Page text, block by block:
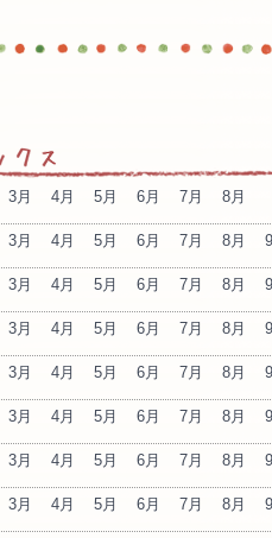
3月 4月 5月 6月 7月 8月
3月 4月 5月 6月 7月 8月
3月 4月 5月 6月 7月 8月
3月 4月 5月 6月 7月 8月
3月 4月 5月 6月 7月 8月
3月 4月 5月 6月 7月 8月
3月 4月 5月 6月 7月 8月
3月 4月 5月 6月 7月 8月